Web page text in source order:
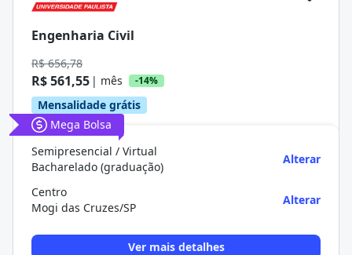
Engenharia Civil
R$ 656,78
R$ 561,55 | mês -14%
Mensalidade grátis
Mega Bolsa
Semipresencial / Virtual
Bacharelado (graduação)
Alterar
Centro
Mogi das Cruzes/SP
Alterar
Ver mais detalhes